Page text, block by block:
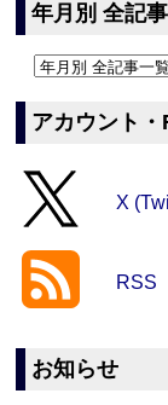
年月別 全記
アカウント・
X
RSS
お知らせ